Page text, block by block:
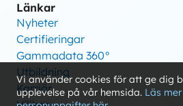
Vi använder cookies för att ge dig
upplevelse på vår hemsida. Läs
Länkar
Nyheter
Certifieringar
Gammadata 360°
Utbildning
Karriär